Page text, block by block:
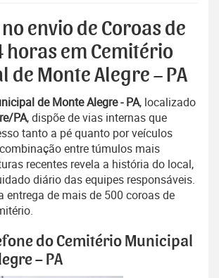
envio de Coroas de
horas em Cemitério
de Monte Alegre – PA
de Monte Alegre - PA, localizado
PA, dispõe de vias internas que
tanto a pé quanto por veículos
entre túmulos mais
recentes revela a história do local,
diário das equipes responsáveis.
entrega de mais de 500 coroas de
do Cemitério Municipal
– PA